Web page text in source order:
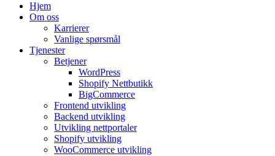
Hjem
Om oss
Karrierer
Vanlige spørsmål
Tjenester
Betjener
WordPress
Shopify Nettbutikk
BigCommerce
Frontend utvikling
Backend utvikling
Utvikling nettportaler
Shopify utvikling
WooCommerce utvikling